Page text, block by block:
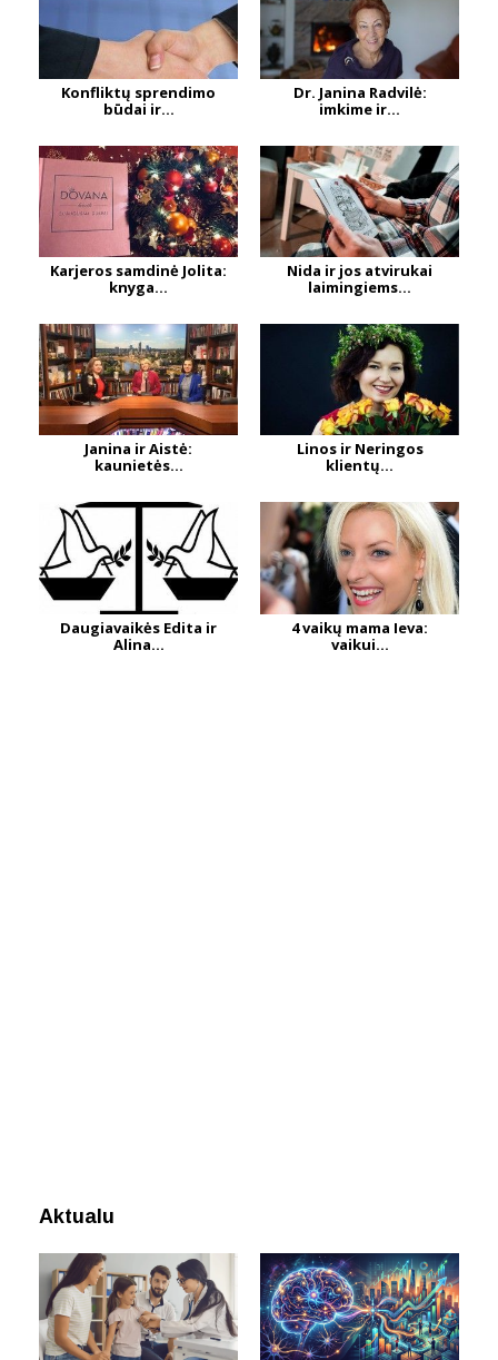
Konfliktų sprendimo
būdai ir...
Dr. Janina Radvilė:
imkime ir...
Karjeros samdinė Jolita:
knyga...
Nida ir jos atvirukai
laimingiems...
Janina ir Aistė:
kaunietės...
Linos ir Neringos
klientų...
Daugiavaikės Edita ir
Alina...
4 vaikų mama Ieva:
vaikui...
Aktualu